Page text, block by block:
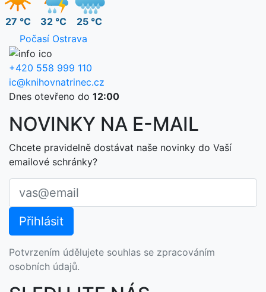
27 °C 32 °C
25 °C
Počasí Ostrava
+420 558 999 110
ic@knihovnatrinec.cz
Dnes otevřeno do 12:00
NOVINKY NA E-MAIL
Chcete pravidelně dostávat naše novinky do Vaší
emailové schránky?
Potvrzením údělujete souhlas se zpracováním
osobních údajů.